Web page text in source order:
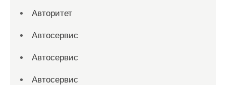
Авторитет
Автосервис
Автосервис
Автосервис